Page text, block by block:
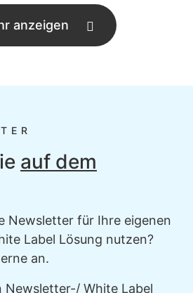
anzeigen
auf dem
Newsletter für Ihre eigenen
Label Lösung nutzen?
an.
Newsletter-/ White Label